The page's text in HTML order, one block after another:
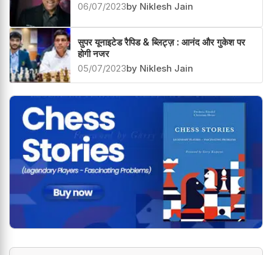
06/07/2023by Niklesh Jain
सुपर यूनाइटेड रैपिड & ब्लिट्ज़ : आनंद और गुकेश पर
होगी नजर
05/07/2023by Niklesh Jain